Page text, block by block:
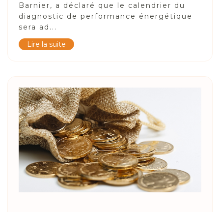
Barnier, a déclaré que le calendrier du
diagnostic de performance énergétique
sera ad...
Lire la suite